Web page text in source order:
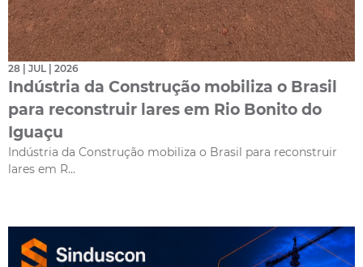
28 | JUL | 2026
Indústria da Construção mobiliza o Brasil
para reconstruir lares em Rio Bonito do
Iguaçu
Indústria da Construção mobiliza o Brasil para reconstruir
lares em R...